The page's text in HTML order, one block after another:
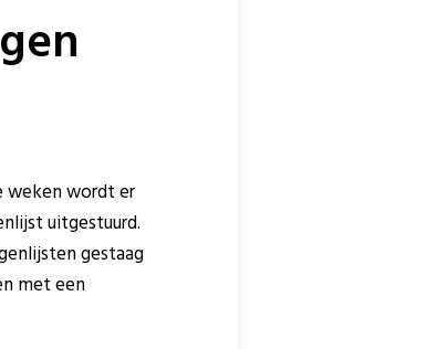
weken wordt er
uitgestuurd.
gestaag
met een